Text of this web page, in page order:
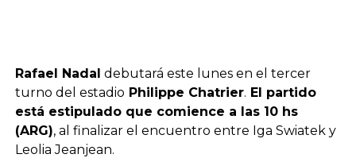
Rafael Nadal debutará este lunes en el tercer
turno del estadio Philippe Chatrier. El partido
está estipulado que comience a las 10 hs
(ARG), al finalizar el encuentro entre Iga Swiatek y
Leolia Jeanjean.